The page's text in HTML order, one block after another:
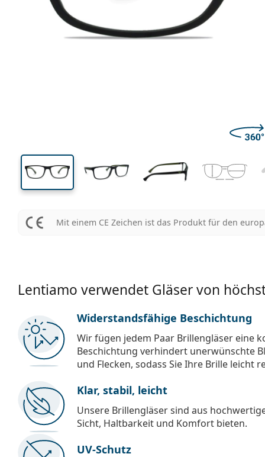
37 mm
Glashöhe
55 mm
Glasbreite
Mit einem CE Zeichen ist das Produkt für den
Lentiamo verwendet Gläser von
Widerstandsfähige Beschichtung
Wir fügen jedem Paar Brillengläser eine
Beschichtung verhindert unerwünschte
und Flecken, sodass Sie Ihre Brille leicht
Klar, stabil, leicht
Unsere Brillengläser sind aus
Sicht, Haltbarkeit und Komfort bieten.
UV-Schutz